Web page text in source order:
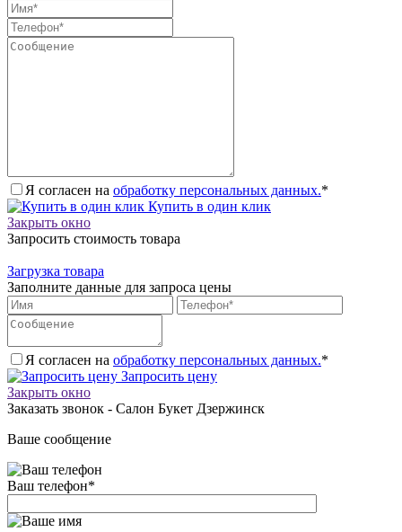
Я согласен на обработку персональных данных.*
Купить в один клик
Закрыть окно
Запросить стоимость товара
Загрузка товара
Заполните данные для запроса цены
Я согласен на обработку персональных данных.*
Запросить цену
Закрыть окно
Заказать звонок - Салон Букет Дзержинск
Ваше сообщение
Ваш телефон*